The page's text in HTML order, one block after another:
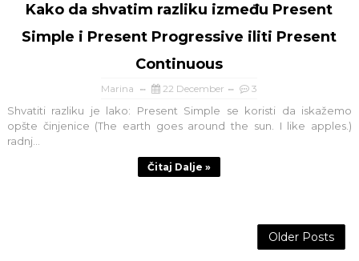
Kako da shvatim razliku između Present
Simple i Present Progressive iliti Present
Continuous
Marina 22 December 3
Shvatiti razliku je lako: Present Simple se koristi da iskažemo
opšte činjenice (The earth goes around the sun. I like apples.)
radnj...
Čitaj Dalje »
Older Posts